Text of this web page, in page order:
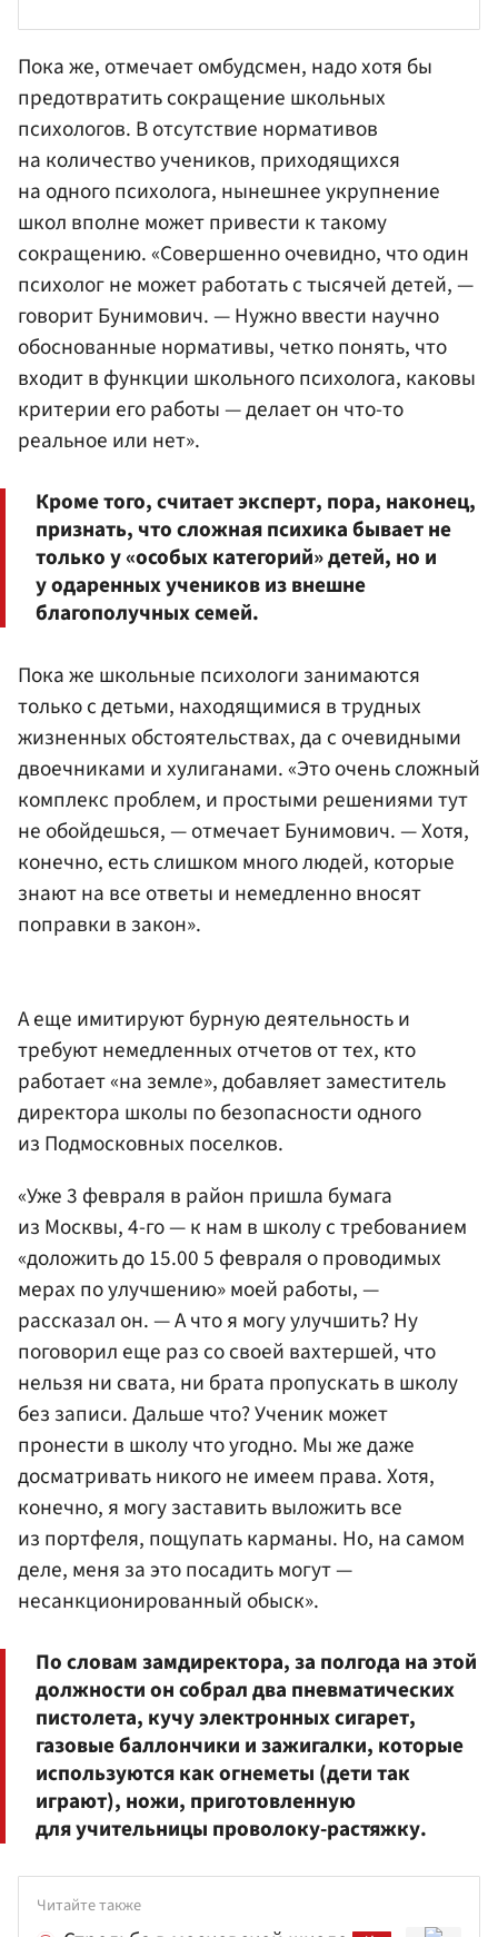
Пока же, отмечает омбудсмен, надо хотя бы
предотвратить сокращение школьных
психологов. В отсутствие нормативов
на количество учеников, приходящихся
на одного психолога, нынешнее укрупнение
школ вполне может привести к такому
сокращению. «Совершенно очевидно, что один
психолог не может работать с тысячей детей, —
говорит Бунимович. — Нужно ввести научно
обоснованные нормативы, четко понять, что
входит в функции школьного психолога, каковы
критерии его работы — делает он что-то
реальное или нет».
Кроме того, считает эксперт, пора, наконец,
признать, что сложная психика бывает не
только у «особых категорий» детей, но и
у одаренных учеников из внешне
благополучных семей.
Пока же школьные психологи занимаются
только с детьми, находящимися в трудных
жизненных обстоятельствах, да с очевидными
двоечниками и хулиганами. «Это очень сложный
комплекс проблем, и простыми решениями тут
не обойдешься, — отмечает Бунимович. — Хотя,
конечно, есть слишком много людей, которые
знают на все ответы и немедленно вносят
поправки в закон».
А еще имитируют бурную деятельность и
требуют немедленных отчетов от тех, кто
работает «на земле», добавляет заместитель
директора школы по безопасности одного
из Подмосковных поселков.
«Уже 3 февраля в район пришла бумага
из Москвы, 4-го — к нам в школу с требованием
«доложить до 15.00 5 февраля о проводимых
мерах по улучшению» моей работы, —
рассказал он. — А что я могу улучшить? Ну
поговорил еще раз со своей вахтершей, что
нельзя ни свата, ни брата пропускать в школу
без записи. Дальше что? Ученик может
пронести в школу что угодно. Мы же даже
досматривать никого не имеем права. Хотя,
конечно, я могу заставить выложить все
из портфеля, пощупать карманы. Но, на самом
деле, меня за это посадить могут —
несанкционированный обыск».
По словам замдиректора, за полгода на этой
должности он собрал два пневматических
пистолета, кучу электронных сигарет,
газовые баллончики и зажигалки, которые
используются как огнеметы (дети так
играют), ножи, приготовленную
для учительницы проволоку-растяжку.
Читайте также